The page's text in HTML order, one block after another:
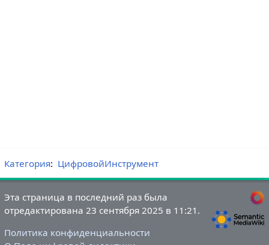
Категория: ЦифровойИнструмент
Эта страница в последний раз была
отредактирована 23 сентября 2025 в 11:21.
Политика конфиденциальности